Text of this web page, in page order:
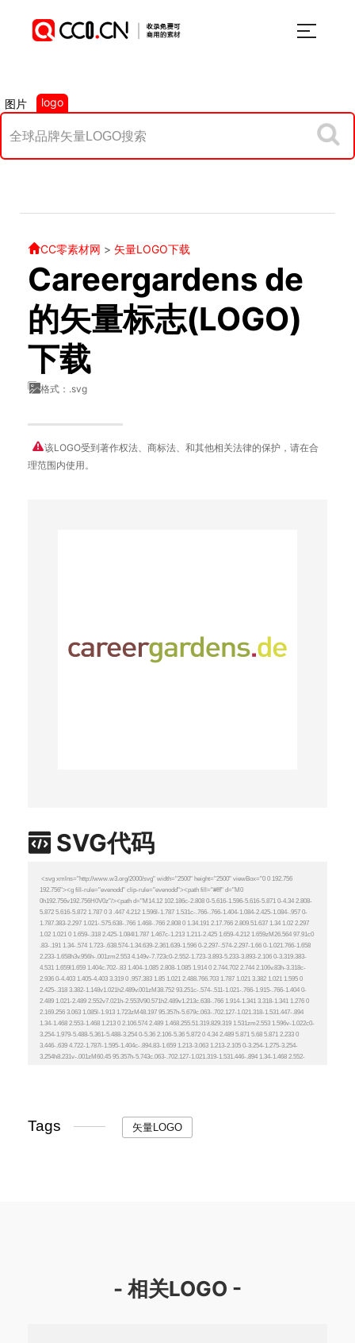
图片 logo
CC零素材网 > 矢量LOGO下载
Careergardens de
的矢量标志(LOGO)
下载
格式：.svg
该LOGO受到著作权法、商标法、和其他相关法律的保护，请在合
理范围内使用。
SVG代码
Tags 矢量LOGO
- 相关LOGO -